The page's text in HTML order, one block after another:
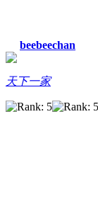
beebeechan
天下一家